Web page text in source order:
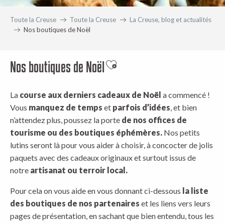
Toute la Creuse Toute la Creuse
La Creuse, blog et actualités
Nos boutiques de Noël
Nos boutiques de NoëlAjouter aux favoris
La course aux derniers cadeaux de Noël a commencé !
Vous manquez de temps et parfois d’idées, et bien
n’attendez plus, poussez la porte de nos offices de
tourisme ou des boutiques éphémères. Nos petits
lutins seront là pour vous aider à choisir, à concocter de jolis
paquets avec des cadeaux originaux et surtout issus de
notre artisanat ou terroir local.
Pour cela on vous aide en vous donnant ci-dessous la liste
des boutiques de nos partenaires et les liens vers leurs
pages de présentation, en sachant que bien entendu, tous les